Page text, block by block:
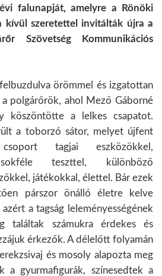
falunapját, amelyre a Rönöki
kívül szeretettel invitálták újra a
Szövetség Kommunikációs
örömmel és izgatottan
polgárőrök, ahol Mező Gáborné
köszöntötte a lelkes csapatot.
a toborzó sátor, melyet újfent
tagjai eszközökkel,
sokféle teszttel, különböző
játékokkal, élettel. Bár ezek
párszor önálló életre kelve
a tagság leleményességének
találtak számukra érdekes és
érkezők. A délelőtt folyamán
és mosoly alapozta meg
a gyurmafigurák, színesedtek a